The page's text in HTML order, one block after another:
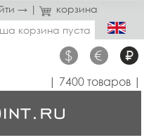
→ |
корзина
корзина пуста
$ € ₽
| 7400 товаров |